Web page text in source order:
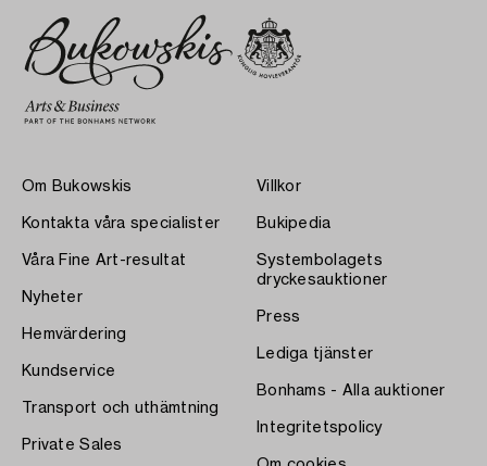
Om Bukowskis
Kontakta våra specialister
Våra Fine Art-resultat
Nyheter
Hemvärdering
Kundservice
Transport och uthämtning
Private Sales
Villkor
Bukipedia
Systembolagets
dryckesauktioner
Press
Lediga tjänster
Bonhams - Alla auktioner
Integritetspolicy